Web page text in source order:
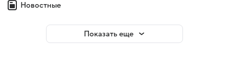
Новостные
Показать еще